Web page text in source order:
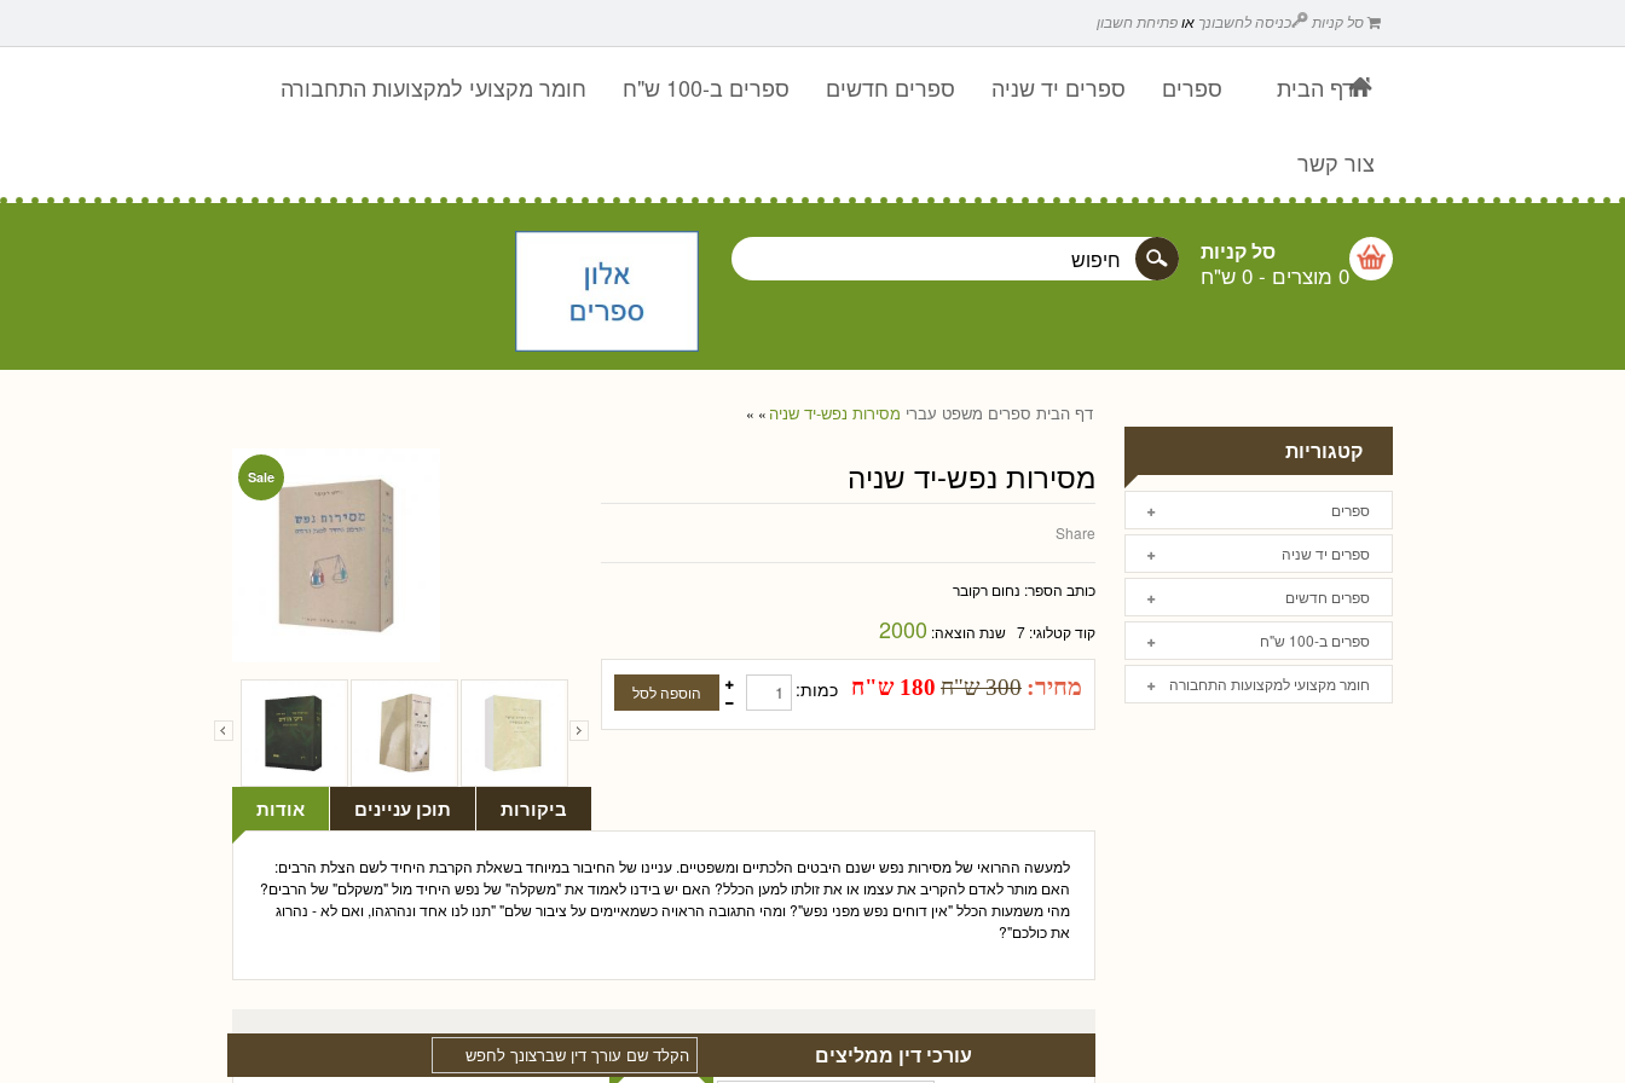
סל קניות כניסה לחשבונך אופתיחת חשבון
דף הבית ספרים ספרים יד שניה ספרים חדשים ספרים ב-100 ש"ח חומר מקצועי למקצועות התחבורה
צור קשר
סל קניות
0 מוצרים - 0 ש"ח
דף הבית » ספרים משפט עברי » מסירות נפש-יד שניה
Sale מסירות נפש-יד שניה
Share
כותב הספר: נחום רקובר
קוד קטלוגי:7 שנת הוצאה: 2000
מחיר: 300 ש"ח 180 ש"ח כמות:
אודות תוכן עניינים ביקורות
למעשה ההרואי של מסירות נפש ישנם היבטים הלכתיים ומשפטיים. עניינו של החיבור במיוחד בשאלת הקרבת היחיד לשם הצלת הרבים:
האם מותר לאדם להקריב את עצמו או את זולתו למען הכלל? האם יש בידנו לאמוד את "משקלה" של נפש היחיד מול "משקלם" של הרבים?
מהי משמעות הכלל "אין דוחים נפש מפני נפש"? ומהי התגובה הראויה כשמאיימים על ציבור שלם" "תנו לנו אחד ונהרגהו, ואם לא - נהרוג
את כולכם"?
עורכי דין ממליצים
קטגוריות
ספרים
ספרים יד שניה
ספרים חדשים
ספרים ב-100 ש"ח
חומר מקצועי למקצועות התחבורה